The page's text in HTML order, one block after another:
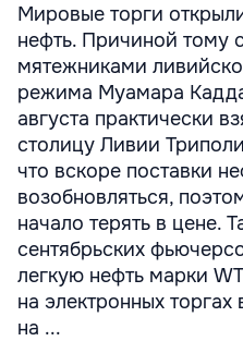
Мировые торги
нефть. Причиной тому
мятежниками
режима Муамара
августа практически
столицу Ливии
что вскоре поставки
возобновляться,
начало терять в цене.
сентябрьских
легкую нефть марки
на электронных
на ...